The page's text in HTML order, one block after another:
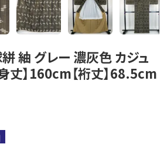
絣 紬 グレー 濃灰色 カジュ
丈】160cm【裄丈】68.5cm